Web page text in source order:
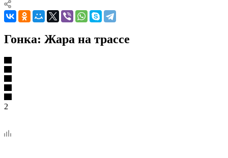
Гонка: Жара на трассе
2